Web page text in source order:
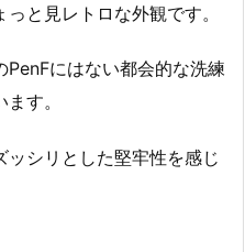
と見レトロな外観です。
にはない都会的な洗練
す。
シリとした堅牢性を感じ